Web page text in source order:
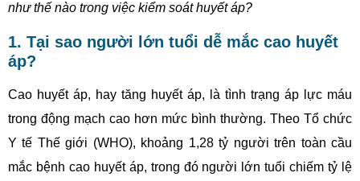
như thế nào trong việc kiểm soát huyết áp?
1. Tại sao người lớn tuổi dễ mắc cao huyết
áp?
Cao huyết áp, hay tăng huyết áp, là tình trạng áp lực máu
trong động mạch cao hơn mức bình thường. Theo Tổ chức
Y tế Thế giới (WHO), khoảng 1,28 tỷ người trên toàn cầu
mắc bệnh cao huyết áp, trong đó người lớn tuổi chiếm tỷ lệ